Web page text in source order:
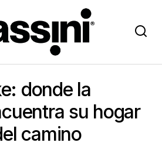
donde la
su hogar
camino